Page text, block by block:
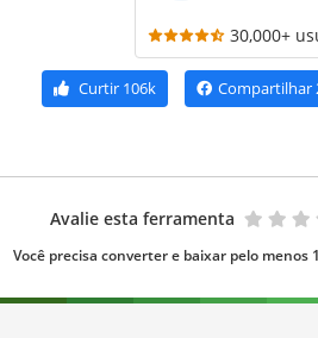
30,000+
Curtir 106k Compartilhar
Avalie esta ferramenta
Você precisa converter e baixar pelo menos